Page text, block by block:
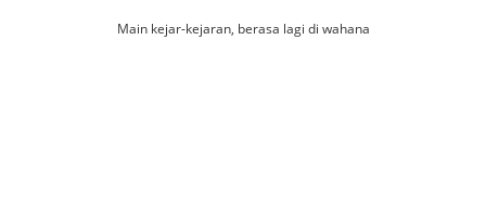
Main kejar-kejaran, berasa lagi di wahana